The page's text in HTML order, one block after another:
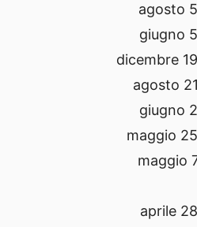
agosto
giugno
dicembre
agosto
giugno
maggio
maggio
aprile